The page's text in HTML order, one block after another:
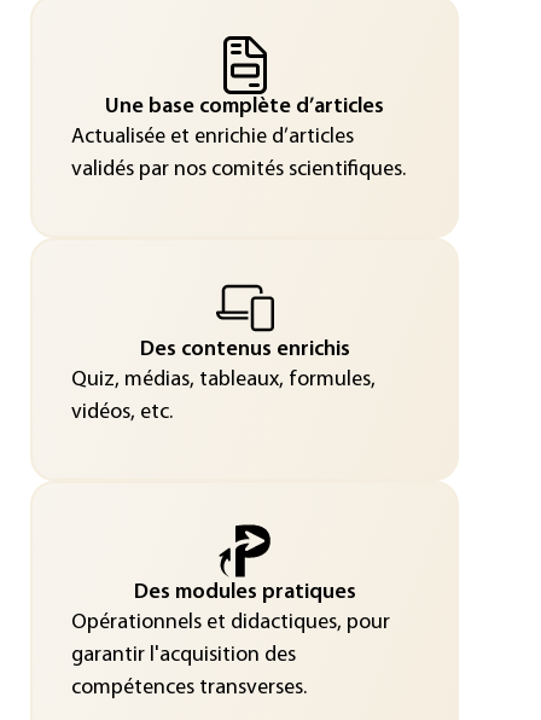
Une base complète d’articles
Actualisée et enrichie d’articles
validés par nos comités scientifiques.
Des contenus enrichis
Quiz, médias, tableaux, formules,
vidéos, etc.
Des modules pratiques
Opérationnels et didactiques, pour
garantir l'acquisition des
compétences transverses.